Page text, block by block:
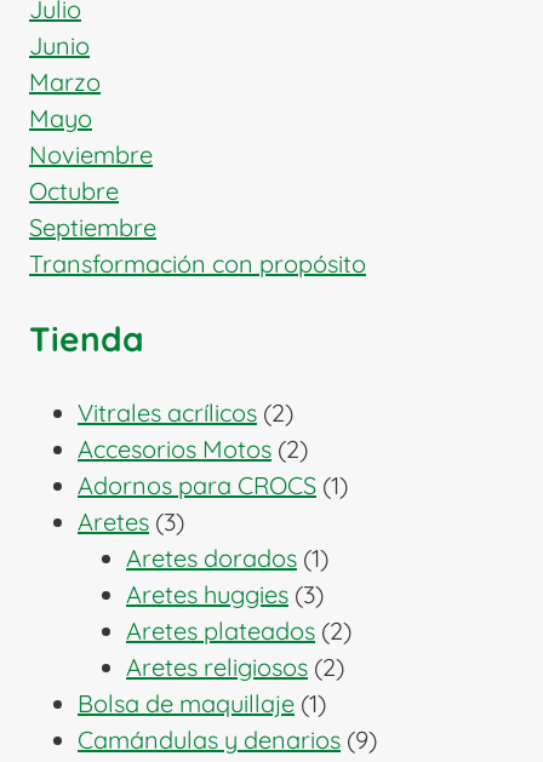
Julio
Junio
Marzo
Mayo
Noviembre
Octubre
Septiembre
Transformación con propósito
Tienda
Vitrales acrílicos 22
productos
Accesorios Motos 22
productos
Adornos para CROCS 11
Aretes 33
productos
Aretes dorados 11
producto
Aretes huggies 33
productos
Aretes plateados 22
productos
Aretes religiosos 22
Bolsa de maquillaje 11
producto
Camándulas y denarios 99